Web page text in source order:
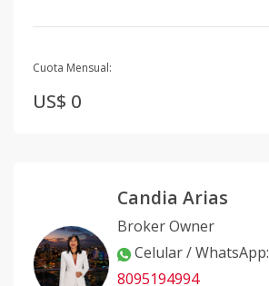
Cuota Mensual:
US$ 0
Candia Arias
Broker Owner
Celular / WhatsApp:
8095194994